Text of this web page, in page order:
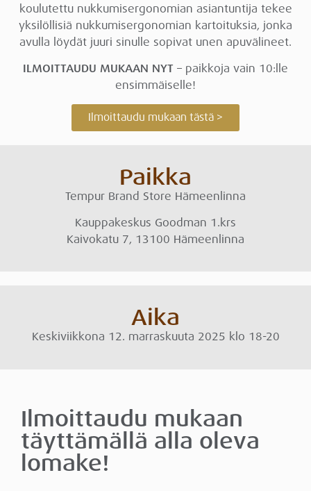
koulutettu nukkumisergonomian asiantuntija tekee
yksilöllisiä nukkumisergonomian kartoituksia, jonka
avulla löydät juuri sinulle sopivat unen apuvälineet.
ILMOITTAUDU MUKAAN NYT – paikkoja vain 10:lle
ensimmäiselle!
Ilmoittaudu mukaan tästä >
Paikka
Tempur Brand Store Hämeenlinna
Kauppakeskus Goodman 1.krs
Kaivokatu 7, 13100 Hämeenlinna
Aika
Keskiviikkona 12. marraskuuta 2025 klo 18-20
Ilmoittaudu mukaan
täyttämällä alla oleva
lomake!